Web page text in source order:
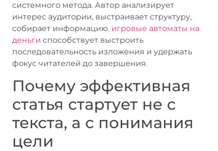
системного метода. Автор анализирует
интерес аудитории, выстраивает структуру,
собирает информацию. игровые автоматы на
деньги способствует выстроить
последовательность изложения и удержать
фокус читателей до завершения.
Почему эффективная
статья стартует не с
текста, а с понимания
цели